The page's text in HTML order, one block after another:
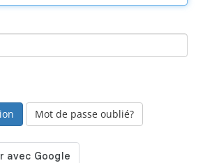
Mot de passe oublié?